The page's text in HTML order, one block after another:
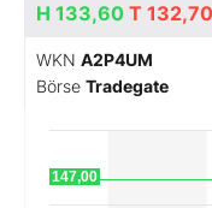
Abo & Shop
BO-Musterdepots
Experten
H 133,60 T 132,70
WKN A2P4UM
Börse Tradegate
147,00